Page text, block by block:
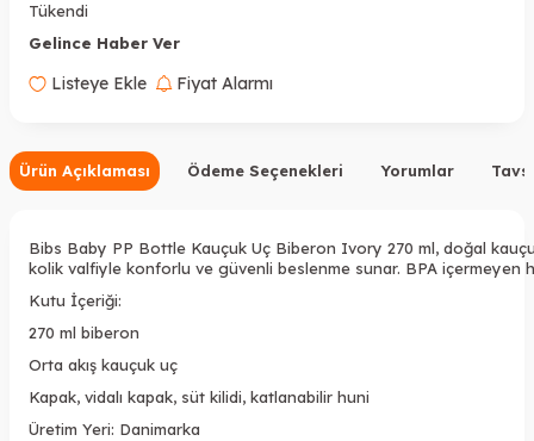
Tükendi
Gelince Haber Ver
Listeye Ekle Fiyat Alarmı
Ürün Açıklaması Ödeme Seçenekleri Yorumlar
Bibs Baby PP Bottle Kauçuk Uç Biberon Ivory 270 ml, doğal
kolik valfiyle konforlu ve güvenli beslenme sunar. BPA içermeyen
Kutu İçeriği:
270 ml biberon
Orta akış kauçuk uç
Kapak, vidalı kapak, süt kilidi, katlanabilir huni
Üretim Yeri: Danimarka